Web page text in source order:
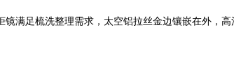
满足梳洗整理需求，太空铝拉丝金边镶嵌在外， 高